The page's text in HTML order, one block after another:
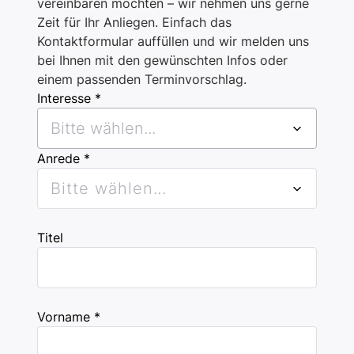
vereinbaren möchten – wir nehmen uns gerne
Zeit für Ihr Anliegen. Einfach das
Kontaktformular auffüllen und wir melden uns
bei Ihnen mit den gewünschten Infos oder
einem passenden Terminvorschlag.
Interesse *
Bitte wählen...
Anrede *
Bitte wählen...
Titel
Vorname *